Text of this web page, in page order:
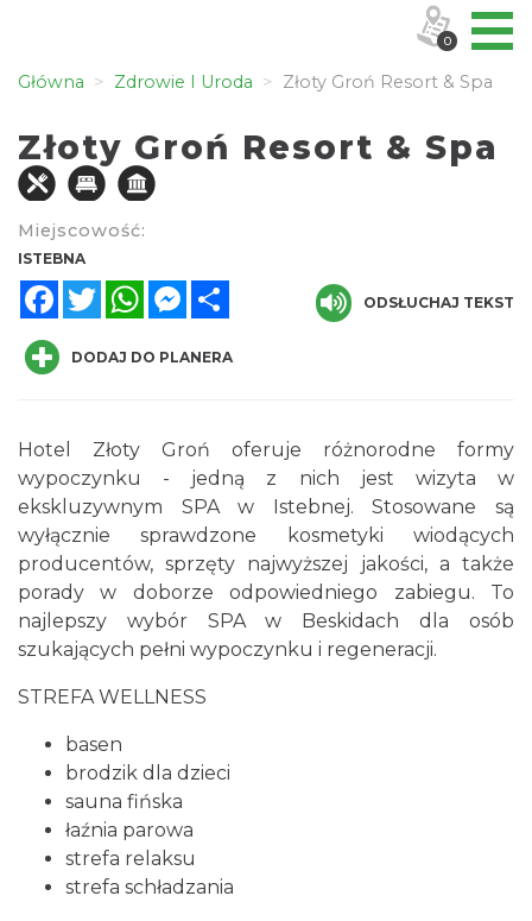
Główna Zdrowie I Uroda Złoty Groń Resort & Spa
Złoty Groń Resort & Spa
Miejscowość:
ISTEBNA
FacebookTwitterWhatsAppMessenger
ODSŁUCHAJ TEKST
DODAJ DO PLANERA
Hotel Złoty Groń oferuje różnorodne formy
wypoczynku - jedną z nich jest wizyta w
ekskluzywnym SPA w Istebnej. Stosowane są
wyłącznie sprawdzone kosmetyki wiodących
producentów, sprzęty najwyższej jakości, a także
porady w doborze odpowiedniego zabiegu. To
najlepszy wybór SPA w Beskidach dla osób
szukających pełni wypoczynku i regeneracji.
STREFA WELLNESS
basen
brodzik dla dzieci
sauna fińska
łaźnia parowa
strefa relaksu
strefa schładzania
0